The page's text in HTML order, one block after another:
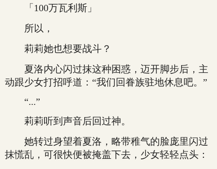
「100万瓦利斯」
所以，
莉莉她也想要战斗？
夏洛内心闪过抹这种困惑，迈开脚步后，主
动跟少女打招呼道：“我们回眷族驻地休息吧。”
“...”
莉莉听到声音后回过神。
她转过身望着夏洛，略带稚气的脸庞里闪过
抹慌乱，可很快便被掩盖下去，少女轻轻点头：